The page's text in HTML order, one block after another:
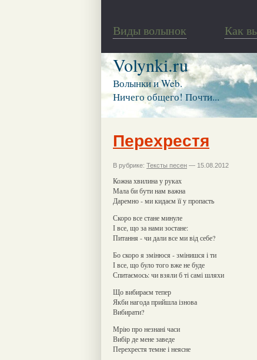
Виды волынок Как
Volynki.ru
Волынки и Web.
Ничего общего! Почти...
Перехрестя
В рубрике: Тексты песен — 15.08.2012
Кожна хвилина у руках
Мала би бути нам важна
Даремно - ми кидаєм її у пропасть
Скоро все стане минуле
І все, що за нами зостане:
Питання - чи дали все ми від себе?
Бо скоро я змінюся - змінишся і ти
І все, що було того вже не буде
Спитаємось: чи взяли б ті самі шляхи
Що вибираєм тепер
Якби нагода прийшла ізнова
Вибирати?
Мрію про незнані часи
Вибір де мене заведе
Перехрестя темне і неясне